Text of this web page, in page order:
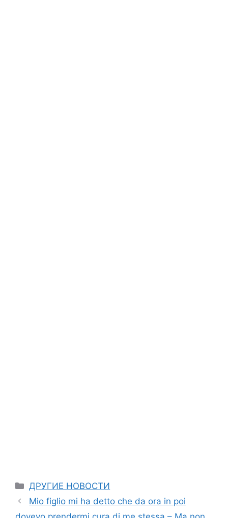
Categories
ДРУГИЕ НОВОСТИ
Mio figlio mi ha detto che da ora in poi